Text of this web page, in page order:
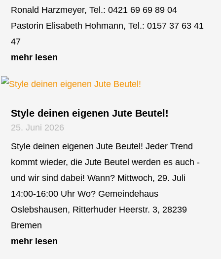
Ronald Harzmeyer, Tel.: 0421 69 69 89 04
Pastorin Elisabeth Hohmann, Tel.: 0157 37 63 41
47
mehr lesen
Style deinen eigenen Jute Beutel!
25. Juni 2026
Style deinen eigenen Jute Beutel! Jeder Trend
kommt wieder, die Jute Beutel werden es auch -
und wir sind dabei! Wann? Mittwoch, 29. Juli
14:00-16:00 Uhr Wo? Gemeindehaus
Oslebshausen, Ritterhuder Heerstr. 3, 28239
Bremen
mehr lesen